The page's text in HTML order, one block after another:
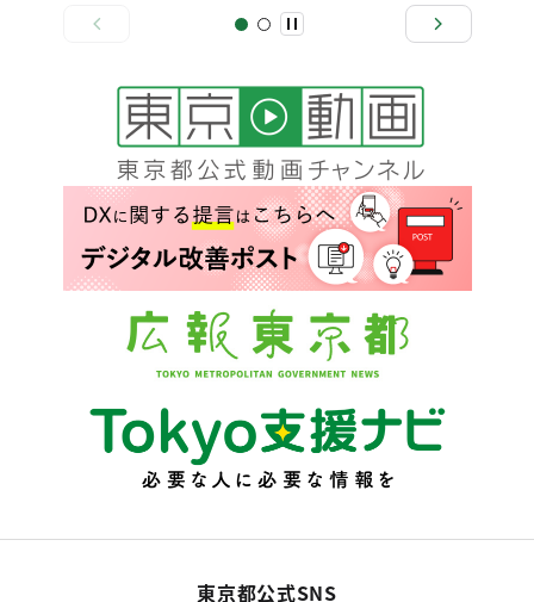
東京都公式SNS